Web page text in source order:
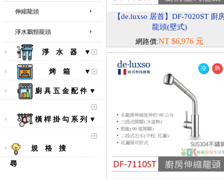
伸縮龍頭
淨水鵝頸龍頭
淨 水 器 ▼
烤 箱 ▼
廚 具 五 金 配 件 ▼
橫 桿 掛 勾 系 列 ▼
規 格 搜
尋
【de.luxso 居首】DF-7020ST 廚
龍頭(壁式)
網路價:NT $6,976 元